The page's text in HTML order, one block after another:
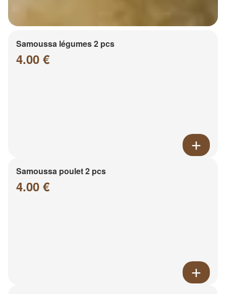
Samoussa légumes 2 pcs
4.00 €
Samoussa poulet 2 pcs
4.00 €